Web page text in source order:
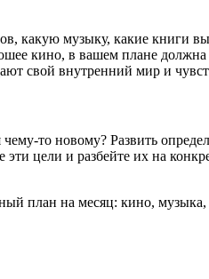
какую музыку, какие книги
кино, в вашем плане
свой внутренний мир и
то новому? Развить
цели и разбейте их на